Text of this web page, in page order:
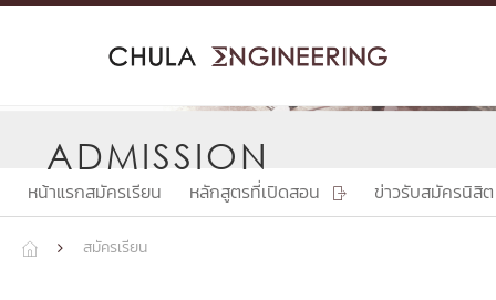
Skip
ADMISSION
หน้าแรกสมัครเรียน หลักสูตรที่เปิดสอน  ข่าวรับสมัครนิ
  สมัครเรียน